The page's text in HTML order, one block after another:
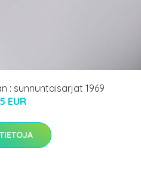
: sunnuntaisarjat 1969
EUR